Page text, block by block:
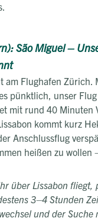
São Miguel –
am Flughafen Zürich.
pünktlich, unser
mit rund 40 Minuten
kommt kurz
Anschlussflug
heißen zu wollen
über Lissabon fliegt,
3–4 Stunden
und der Suche